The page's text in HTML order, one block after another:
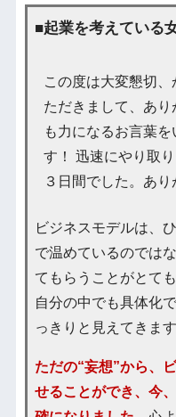
■起業を考えている
この度は大変懇切
ただきまして、あ
も力になるお言葉
す！ 迅速にやり取
３日間でした。あり
ビジネスモデルは、
で温めているのでは
てもらうことがとて
自分の中でも具体化
っきりと見えてきます
ただの“妄想”から、
せることができ、今